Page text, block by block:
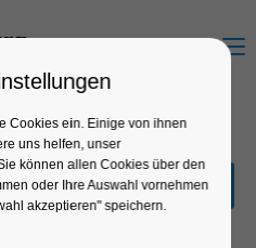
Menu
Cookies ein. Einige von ihnen
uns helfen, unser
können allen Cookies über den
oder Ihre Auswahl vornehmen
akzeptieren" speichern.